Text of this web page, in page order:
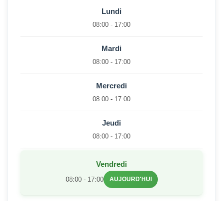
Lundi
08:00 - 17:00
Mardi
08:00 - 17:00
Mercredi
08:00 - 17:00
Jeudi
08:00 - 17:00
Vendredi
08:00 - 17:00 AUJOURD'HUI